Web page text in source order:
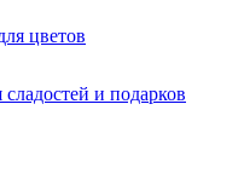
цветов
и подарков